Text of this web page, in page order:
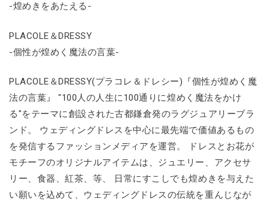
-煌めきをあたえる-
PLACOLE＆DRESSY
-個性が煌めく魔法の言葉-
PLACOLE＆DRESSY(プラコレ＆ドレシー)『個性が煌めく魔
法の言葉』 "100人の人生に100通りに煌めく魔法をかけ
る"をテーマに創設された古都鎌倉発のラグジュアリーブラ
ンド。 ウェディングドレスを中心に最先端で価値あるもの
を発信するファッションメディアを運営。 ドレスとお花が
モチーフのオリジナルアイテムは、ジュエリー、アクセサ
リー、食器、紅茶、等、 日常にすこしでも煌めきを与えた
い願いを込めて、ウェディングドレスの伝統を重んじなが